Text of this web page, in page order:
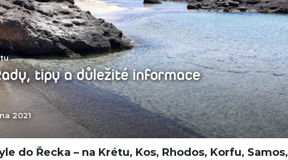
tipy a důležité informace
2021
do Řecka – na Krétu, Kos, Rhodos, Korfu, Samos,